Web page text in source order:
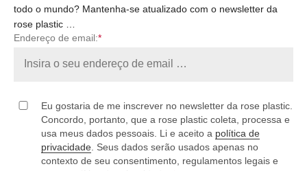
todo o mundo? Mantenha-se atualizado com o newsletter da
rose plastic …
Endereço de email:*
Eu gostaria de me inscrever no newsletter da rose plastic.
Concordo, portanto, que a rose plastic coleta, processa e
usa meus dados pessoais. Li e aceito a política de
privacidade . Seus dados serão usados apenas no
contexto de seu consentimento, regulamentos legais e